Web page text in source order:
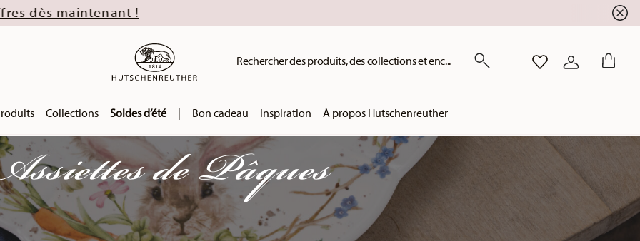
Rechercher des produits, des collections et enc... LISTE DE SOUHAITS
CONNEXION
Collections Soldes d’été | Bon cadeau Inspiration À propos Hutschenreuther
de Pâques